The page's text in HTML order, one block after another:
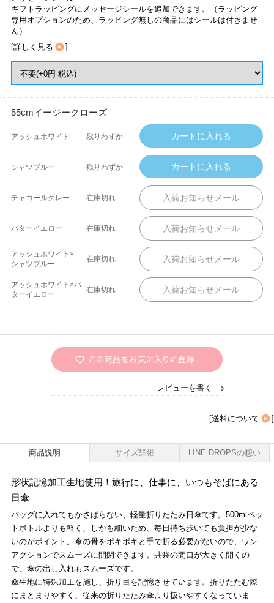
ギフトラッピングにメッセージシールを追加できます。（ラッピング
専用オプションのため、ラッピング無しの商品にはシールは付きませ
ん）
[詳しく見る ]
55cmイージークローズ
アッシュホワイト 残りわずか
シャツブルー 残りわずか
チャコールグレー 在庫切れ
バターイエロー 在庫切れ
アッシュホワイト×
シャツブルー
在庫切れ
アッシュホワイト×バ
ターイエロー
在庫切れ
レビューを書く
[送料について ]
商品説明 サイズ詳細 LINE DROPSの想い
形状記憶加工生地使用！旅行に、仕事に、いつもそばにある
日傘
バッグに入れてもかさばらない、軽量折りたたみ日傘です。500mlペッ
トボトルよりも軽く、しかも細いため、毎日持ち歩いても負担が少な
いのがポイント。傘の骨をポキポキと手で折る必要がないので、ワン
アクションでスムーズに開閉できます。共袋の間口が大きく開くの
で、傘の出し入れもスムーズです。
傘生地に特殊加工を施し、折り目を記憶させています。折りたたむ際
にまとまりやすく、従来の折りたたみ傘より扱いやすくなっていま